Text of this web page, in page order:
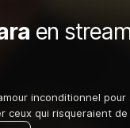
en
inconditionnel
qui risqueraient de